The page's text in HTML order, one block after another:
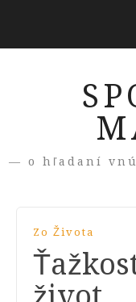
— o hľadaní
Zo Života